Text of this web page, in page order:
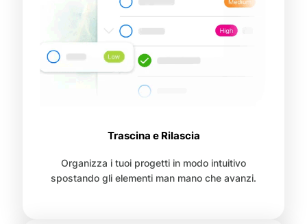
Trascina e Rilascia
Organizza i tuoi progetti in modo intuitivo
spostando gli elementi man mano che avanzi.